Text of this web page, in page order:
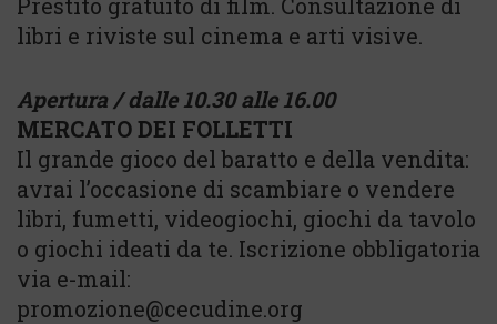
libri e riviste sul cinema e arti visive.
Apertura / dalle 10.30 alle 16.00
MERCATO DEI FOLLETTI
Il grande gioco del baratto e della vendita:
avrai l’occasione di scambiare o vendere
libri, fumetti, videogiochi, giochi da tavolo
o giochi ideati da te. Iscrizione obbligatoria
via e-mail:
promozione@cecudine.org